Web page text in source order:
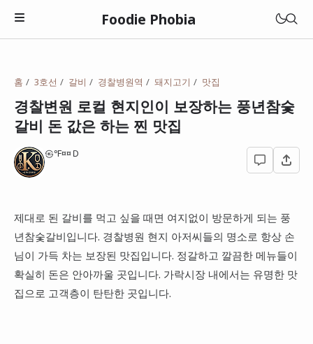
Foodie Phobia
성집(갓성비)
상집(특이함)
관악구
광진구
동대문구
성북구
영등포구
종로구
광주광역시
대전광역시
돈까스
라면
이자카야
중국집
롯데리아
맘스터치
버거킹
일본
홈 3호선 갈비 경찰병원역 돼지고기 맛집
경찰변원 로컬 현지인이 보장하는 풍년참숯
갈비 돈 값은 하는 찐 맛집
㉿℉¤¤Ｄ
제대로 된 갈비를 먹고 싶을 때면 여지없이 방문하게 되는 풍
년참숯갈비입니다. 경찰병원 현지 아저씨들의 명소로 항상 손
님이 가득 차는 보장된 맛집입니다. 정갈하고 깔끔한 메뉴들이
확실히 돈은 안아까울 곳입니다. 가락시장 내에서는 유명한 맛
집으로 고객층이 탄탄한 곳입니다.